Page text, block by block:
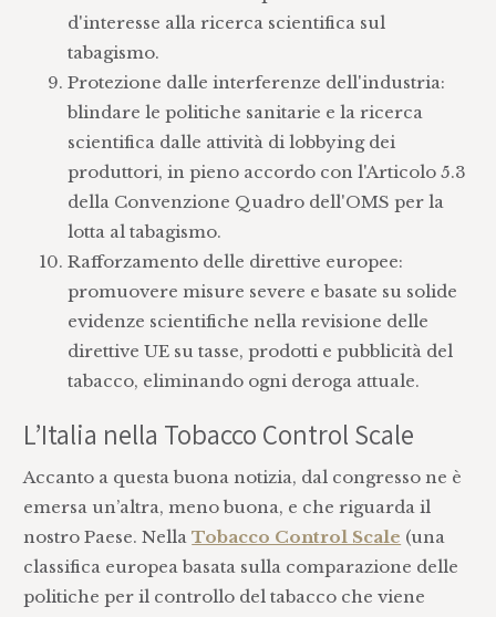
d'interesse alla ricerca scientifica sul
tabagismo.
Protezione dalle interferenze dell'industria:
blindare le politiche sanitarie e la ricerca
scientifica dalle attività di lobbying dei
produttori, in pieno accordo con l'Articolo 5.3
della Convenzione Quadro dell'OMS per la
lotta al tabagismo.
Rafforzamento delle direttive europee:
promuovere misure severe e basate su solide
evidenze scientifiche nella revisione delle
direttive UE su tasse, prodotti e pubblicità del
tabacco, eliminando ogni deroga attuale.
L’Italia nella Tobacco Control Scale
Accanto a questa buona notizia, dal congresso ne è
emersa un’altra, meno buona, e che riguarda il
nostro Paese. NellaTobacco Control Scale (una
classifica europea basata sulla comparazione delle
politiche per il controllo del tabacco che viene